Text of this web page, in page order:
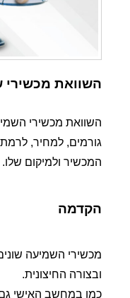
השוואת מכשירי
השוואת מכשירי
גורמים, למחיר,
המכשיר ולמיקום שלו.
הקדמה
מכשירי השמיעה
ובצורה החיצונית.
כמו במחשב האישי